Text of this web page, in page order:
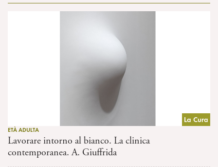
La Cura
ETÀ ADULTA
Lavorare intorno al bianco. La clinica
contemporanea. A. Giuffrida